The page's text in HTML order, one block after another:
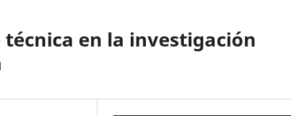
en la investigación